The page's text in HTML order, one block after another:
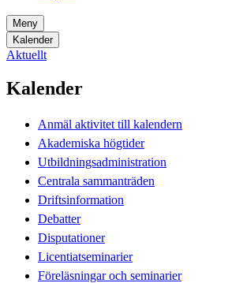
Meny
Kalender
Aktuellt
Kalender
Anmäl aktivitet till kalendern
Akademiska högtider
Utbildningsadministration
Centrala sammanträden
Driftsinformation
Debatter
Disputationer
Licentiatseminarier
Föreläsningar och seminarier